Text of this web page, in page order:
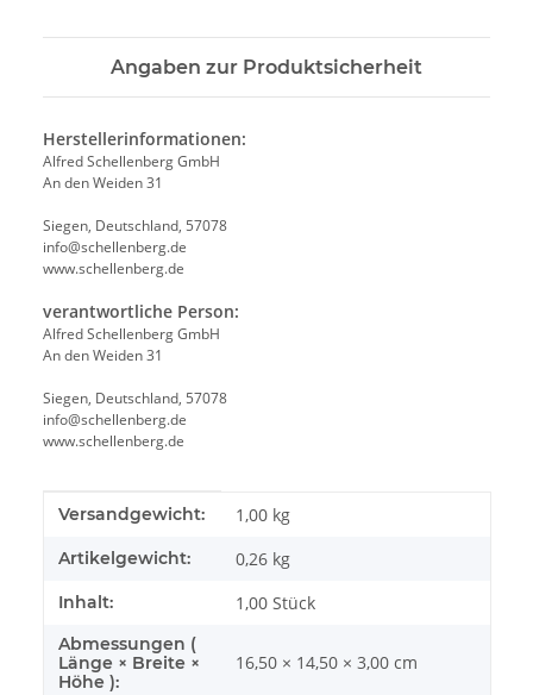
Angaben zur Produktsicherheit
Herstellerinformationen:
Alfred Schellenberg GmbH
An den Weiden 31
Siegen, Deutschland, 57078
info@schellenberg.de
www.schellenberg.de
verantwortliche Person:
Alfred Schellenberg GmbH
An den Weiden 31
Siegen, Deutschland, 57078
info@schellenberg.de
www.schellenberg.de
Produkteigenschaft
Wert
Versandgewicht: 1,00 kg
Artikelgewicht: 0,26 kg
Inhalt: 1,00 Stück
Abmessungen (
Länge × Breite ×
Höhe ):
16,50 × 14,50 × 3,00 cm